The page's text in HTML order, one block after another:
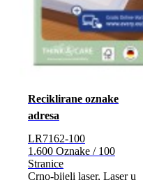
Reciklirane oznake
adresa
LR7162-100
1.600 Oznake / 100
Stranice
Crno-bijeli laser, Laser u